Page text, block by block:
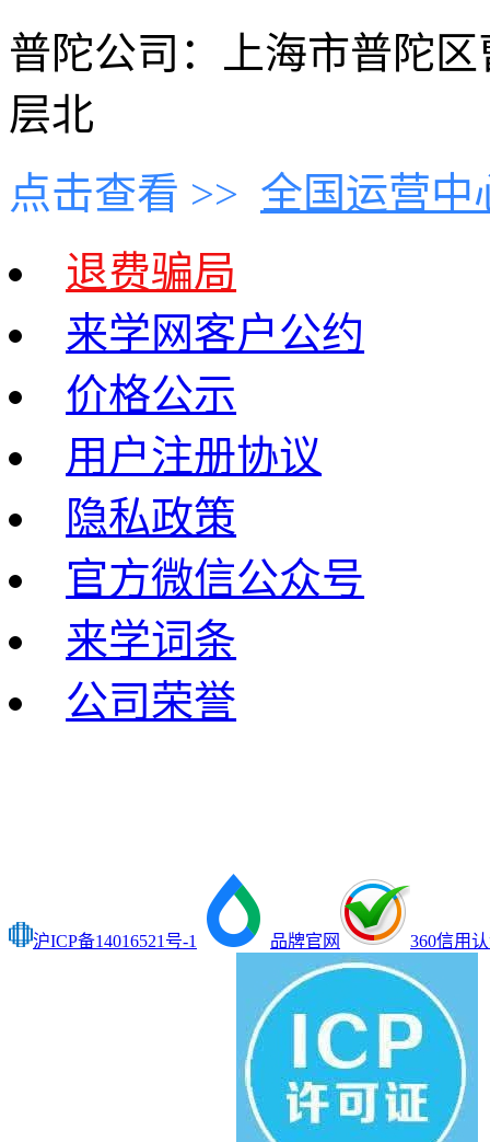
普陀公司：上海市普陀
层北
点击查看 >> 全国运营中
退费骗局
来学网客户公约
价格公示
用户注册协议
隐私政策
官方微信公众号
来学词条
公司荣誉
沪ICP备14016521号-1 品牌官网 360信用